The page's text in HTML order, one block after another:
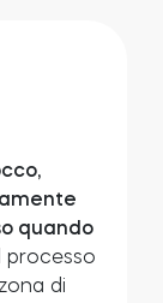
quando
Il processo
di